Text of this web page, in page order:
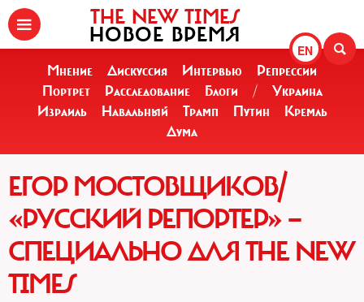
EN
THE NEW TIMES
НОВОЕ ВРЕМЯ
Мнение Дискуссия Интервью
Репрессии
Портрет
Расследование Блоги /
Украина
Израиль
Навальный Трамп Путин
Кремль
Дума
ЕГОР МОСТОВЩИКОВ/
«РУССКИЙ РЕПОРТЕР» —
СПЕЦИАЛЬНО ДЛЯ THE NEW
TIMES